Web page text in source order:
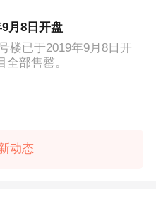
月8日开盘
楼已于2019年9月8日开
部售罄。
动态